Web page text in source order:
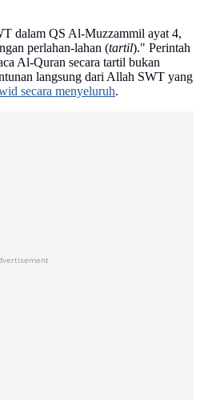
dalam QS Al-Muzzammil ayat 4,
perlahan-lahan (tartil)." Perintah
Al-Quran secara tartil bukan
langsung dari Allah SWT yang
secara menyeluruh.